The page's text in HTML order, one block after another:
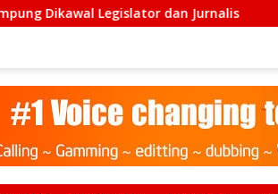
dan Jurnalis Sekda